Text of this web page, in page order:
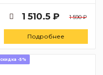
1 510.5 ₽ 1 590 ₽
Подробнее
скидка -5%